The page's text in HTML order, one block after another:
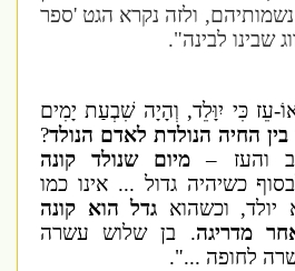
ולזה נקרא הגט 'ספר
לבינה".
כִּי יִוָּלֵד, וְהָיָה שִׁבְעַת יָמִים
החיה הנולדת לאדם הנולד?
והעז –מיום שנולד קונה
כשיהיה גדול ... אינו כמו
וכשהואגדל הוא קונה
מדריגה. בן שלוש עשרה
לחופה ...".